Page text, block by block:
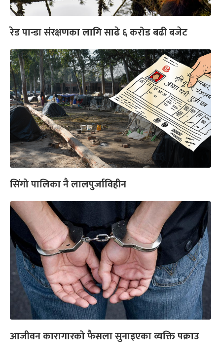
रेड पान्डा संरक्षणका लागि साढे ६ करोड बढी बजेट
सिंगो पालिका नै लालपुर्जाविहीन
आजीवन कारागारको फैसला सुनाइएका व्यक्ति पक्राउ